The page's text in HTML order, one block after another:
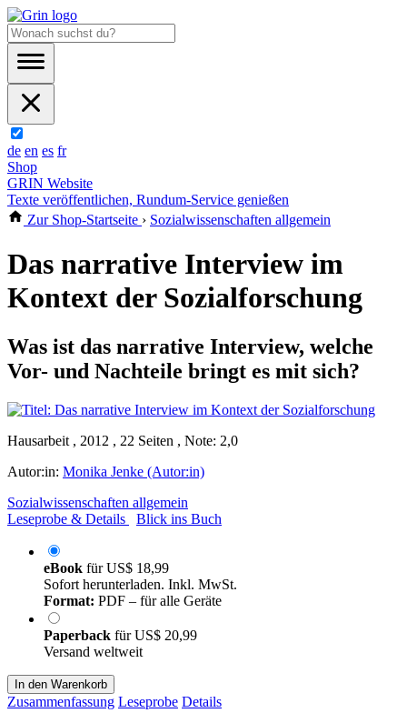
de en es fr
Shop
GRIN Website
Texte veröffentlichen, Rundum-Service genießen
Zur Shop-Startseite › Sozialwissenschaften allgemein
Das narrative Interview im
Kontext der Sozialforschung
Was ist das narrative Interview, welche
Vor- und Nachteile bringt es mit sich?
Hausarbeit , 2012 , 22 Seiten , Note: 2,0
Autor:in: Monika Jenke (Autor:in)
Sozialwissenschaften allgemein
Leseprobe & Details
Blick ins Buch
eBook fürUS$ 18,99
Sofort herunterladen. Inkl. MwSt.
Format: PDF – für alle Geräte
Paperback fürUS$ 20,99
Versand weltweit
In den Warenkorb
Zusammenfassung Leseprobe Details